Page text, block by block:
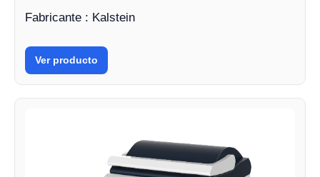
Fabricante : Kalstein
Ver producto